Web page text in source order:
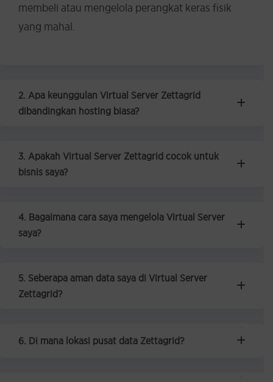
membeli atau mengelola perangkat keras fisik
yang mahal.
2. Apa keunggulan Virtual Server Zettagrid
dibandingkan hosting biasa?
3. Apakah Virtual Server Zettagrid cocok untuk
bisnis saya?
4. Bagaimana cara saya mengelola Virtual Server
saya?
5. Seberapa aman data saya di Virtual Server
Zettagrid?
6. Di mana lokasi pusat data Zettagrid?